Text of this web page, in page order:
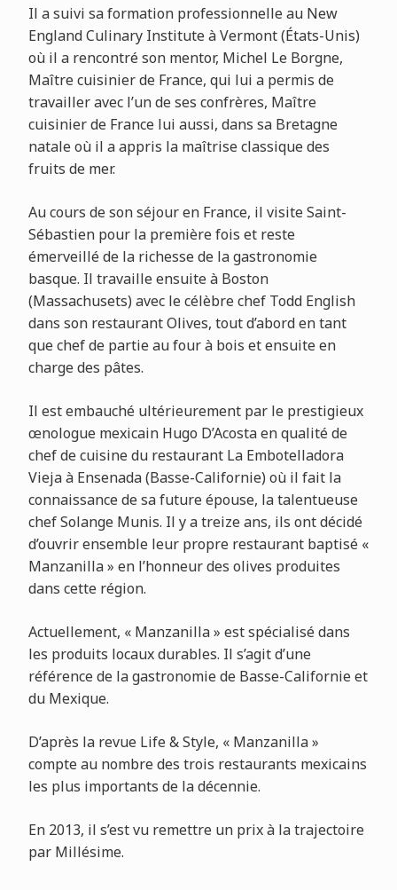
Il a suivi sa formation professionnelle au New
England Culinary Institute à Vermont (États-Unis)
où il a rencontré son mentor, Michel Le Borgne,
Maître cuisinier de France, qui lui a permis de
travailler avec l’un de ses confrères, Maître
cuisinier de France lui aussi, dans sa Bretagne
natale où il a appris la maîtrise classique des
fruits de mer.
Au cours de son séjour en France, il visite Saint-
Sébastien pour la première fois et reste
émerveillé de la richesse de la gastronomie
basque. Il travaille ensuite à Boston
(Massachusets) avec le célèbre chef Todd English
dans son restaurant Olives, tout d’abord en tant
que chef de partie au four à bois et ensuite en
charge des pâtes.
Il est embauché ultérieurement par le prestigieux
œnologue mexicain Hugo D’Acosta en qualité de
chef de cuisine du restaurant La Embotelladora
Vieja à Ensenada (Basse-Californie) où il fait la
connaissance de sa future épouse, la talentueuse
chef Solange Munis. Il y a treize ans, ils ont décidé
d’ouvrir ensemble leur propre restaurant baptisé «
Manzanilla » en l’honneur des olives produites
dans cette région.
Actuellement, « Manzanilla » est spécialisé dans
les produits locaux durables. Il s’agit d’une
référence de la gastronomie de Basse-Californie et
du Mexique.
D’après la revue Life & Style, « Manzanilla »
compte au nombre des trois restaurants mexicains
les plus importants de la décennie.
En 2013, il s’est vu remettre un prix à la trajectoire
par Millésime.